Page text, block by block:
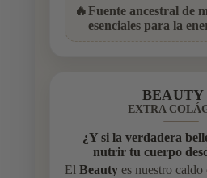
🔥Fuente ancestral de
esenciales para la
BEAUTY
EXTRA
¿Y si la verdadera
nutrir tu cuerpo
El Beautyes nuestro caldo